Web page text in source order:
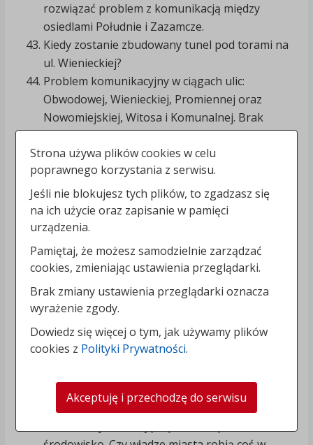
rozwiązać problem z komunikacją między
osiedlami Południe i Zazamcze.
Kiedy zostanie zbudowany tunel pod torami na
ul. Wienieckiej?
Problem komunikacyjny w ciągach ulic:
Obwodowej, Wienieckiej, Promiennej oraz
Nowomiejskiej, Witosa i Komunalnej. Brak
połączeń przejazdu tymi ulicami.
Miasto pobiera wysokie podatki od włocławskich
przedsiębiorców i nie egzekwuje od nich budowy
odpowiednich podjazdów oraz wjazdów na
tereny firm. Wjazdy na posesje są za wąskie co
powoduje zniszczenia krawężników i chodników.
Mieszkańcy proszą o zwrócenie uwagi na stan
terenów pod paczkomaty. Proszą o ich
Na skrzyżowaniach ulic oraz w okolicach miejsc
usługowych i sklepów brak jest koszy na śmieci.
Mieszkańcy zgłaszają problem opieki nad
miejskimi kąpieliskami. Skoro wydawane są duże
dlaczego nie przeznacza się pieniędzy na
zadbanie o kąpieliska nad jeziorami?
Strona używa plików cookies w celu
poprawnego korzystania z serwisu.
Jeśli nie blokujesz tych plików, to zgadzasz się
na ich użycie oraz zapisanie w pamięci
urządzenia.
Pamiętaj, że możesz samodzielnie zarządzać
cookies, zmieniając ustawienia przeglądarki.
Brak zmiany ustawienia przeglądarki oznacza
wyrażenie zgody.
Dowiedz się więcej o tym, jak używamy plików
cookies z Polityki Prywatności.
Akceptuję i przechodzę do serwisu